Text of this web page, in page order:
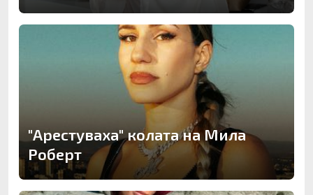
"Арестуваха" колата на Мила
Роберт